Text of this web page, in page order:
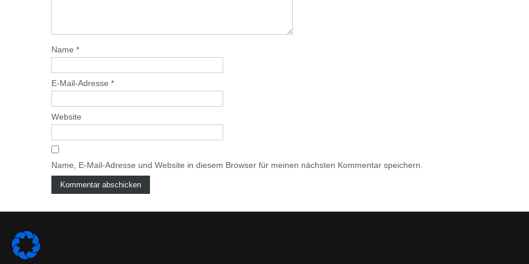
Name *
E-Mail-Adresse *
Website
Name, E-Mail-Adresse und Website in diesem Browser für meinen nächsten Kommentar speichern.
l